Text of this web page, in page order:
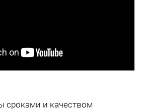
сроками и качеством